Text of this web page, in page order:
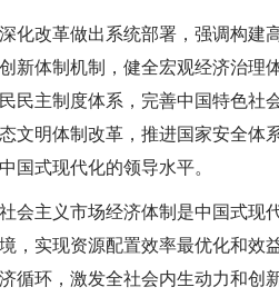
化改革做出系统部署，强调构建
新体制机制，健全宏观经济治
民主制度体系，完善中国特色
文明体制改革，推进国家安全
国式现代化的领导水平。
会主义市场经济体制是中国式现
，实现资源配置效率最优化和效
循环，激发全社会内生动力和